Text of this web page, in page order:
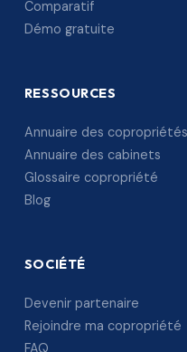
Comparatif
Démo gratuite
RESSOURCES
Annuaire des copropriétés
Annuaire des cabinets
Glossaire copropriété
Blog
SOCIÉTÉ
Devenir partenaire
Rejoindre ma copropriété
FAQ